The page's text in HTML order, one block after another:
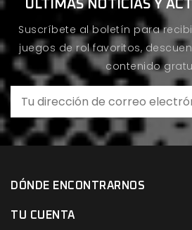
ÚLTIMAS NOTICIAS Y
Suscríbete al boletín para
juegos de rol favoritos,
contenido
DÓNDE ENCONTRARNOS
TU CUENTA